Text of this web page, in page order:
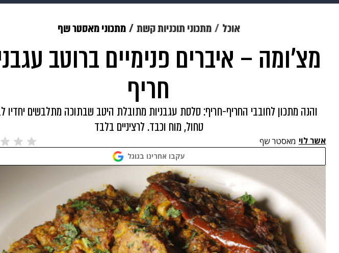
תרבות צבא וביטחון makoZ בריאות HIX
גאווה ויוה משפט תשעה חודשים מתכונים פרויקטים
אוכל מתכוני תוכניות קשת מתכוני מאסטר שף
מצ'ומה – איברים פנימיים ברוטב
חריף
והנה מתכון לחובבי החריף-חריף: סלסת עגבניות מתובלת היטב שבתוכה מתלבשים יחדיו
טחול, מוח וכבד. לרציניים בלבד
אשר לוי מאסטר שף
עקבו אחרינו בגוגל